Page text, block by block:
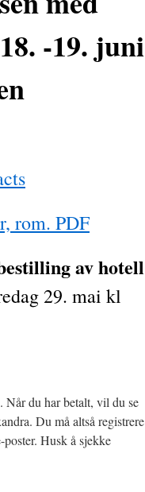
-19. juni
rom. PDF
av hotell
29. mai kl
Når du har betalt, vil du se
Du må altså registrere
Husk å sjekke